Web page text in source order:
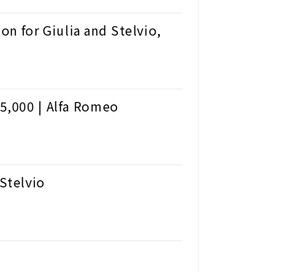
for Giulia and Stelvio,
| Alfa Romeo